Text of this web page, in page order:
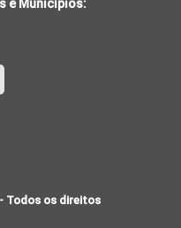
e Municípios:
Todos os direitos